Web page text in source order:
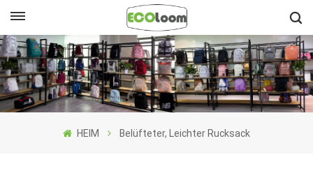
English
Français
HEIM Belüfteter, Leichter Rucksack